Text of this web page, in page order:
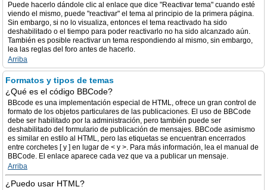
Puede hacerlo dándole clic al enlace que dice "Reactivar tema" cuando esté
viendo el mismo, puede "reactivar" el tema al principio de la primera página.
Sin embargo, si no lo visualiza, entonces el tema reactivado ha sido
deshabilitado o el tiempo para poder reactivarlo no ha sido alcanzado aún.
También es posible reactivar un tema respondiendo al mismo, sin embargo,
lea las reglas del foro antes de hacerlo.
Arriba
Formatos y tipos de temas
¿Qué es el código BBCode?
BBcode es una implementación especial de HTML, ofrece un gran control de
formato de los objetos particulares de las publicaciones. El uso de BBCode
debe ser habilitado por la administración, pero también puede ser
deshabilitado del formulario de publicación de mensajes. BBCode asimismo
es similar en estilo al HTML, pero las etiquetas se encuentran encerrados
entre corchetes [ y ] en lugar de < y >. Para más información, lea el manual de
BBCode. El enlace aparece cada vez que va a publicar un mensaje.
Arriba
¿Puedo usar HTML?